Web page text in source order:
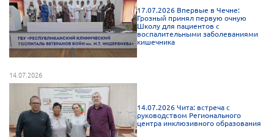
г. Санкт-Петербург
г. Севастополь
Самарская область СОРС
Самарская область СГОРС
Свердловская область
Смоленская область
17.07.2026 Впервые в Чечне:
Грозный принял первую очную
Школу для пациентов с
воспалительными заболеваниями
кишечника
14.07.2026
14.07.2026 Чита: встреча с
руководством Регионального
центра инклюзивного образования